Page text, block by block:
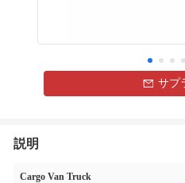
サプ
説明
Cargo Van Truck